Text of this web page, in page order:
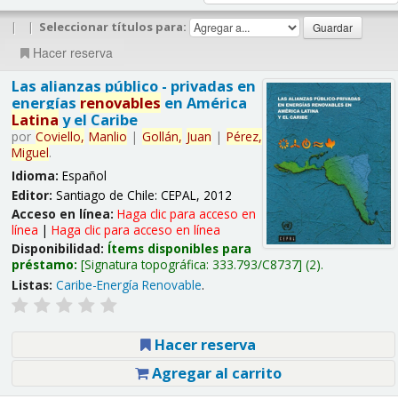
| | Seleccionar títulos para:
Hacer reserva
Las alianzas público - privadas en
energías renovables en América
Latina y el Caribe
por Coviello, Manlio | Gollán, Juan | Pérez,
Miguel.
Idioma: Español
Editor: Santiago de Chile: CEPAL, 2012
Acceso en línea: Haga clic para acceso en
línea | Haga clic para acceso en línea
Disponibilidad: Ítems disponibles para
préstamo: Signatura topográfica: 333.793/C8737 (2).
Listas: Caribe-Energía Renovable.
Hacer reserva
Agregar al carrito